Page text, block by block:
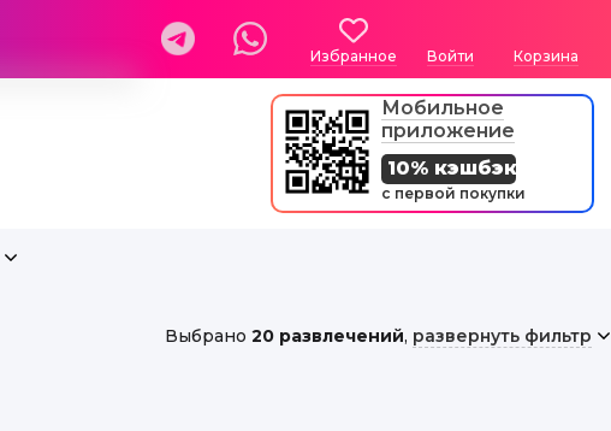
Избранное Войти Корзина
Мобильное
приложение
10% кэшбэк
с первой покупки
Выбрано 20 развлечений, развернуть фильтр